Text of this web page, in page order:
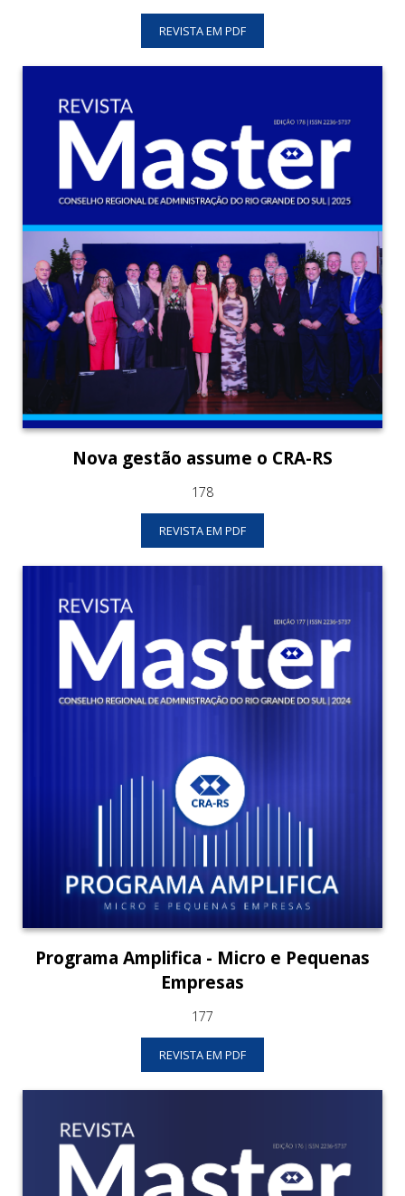
REVISTA EM PDF
Nova gestão assume o CRA-RS
178
REVISTA EM PDF
Programa Amplifica - Micro e Pequenas
Empresas
177
REVISTA EM PDF